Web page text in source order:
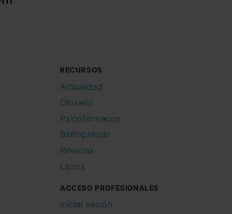
RECURSOS
Actualidad
Glosario
Psicofármacos
Bibliopsiquis
Revistas
Libros
ACCESO PROFESIONALES
Iniciar sesión